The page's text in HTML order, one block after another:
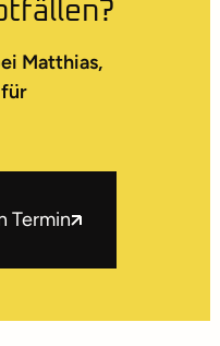
Matthias,
Termin